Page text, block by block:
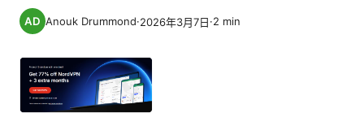
Anouk Drummond·2026年3月7日·2 min